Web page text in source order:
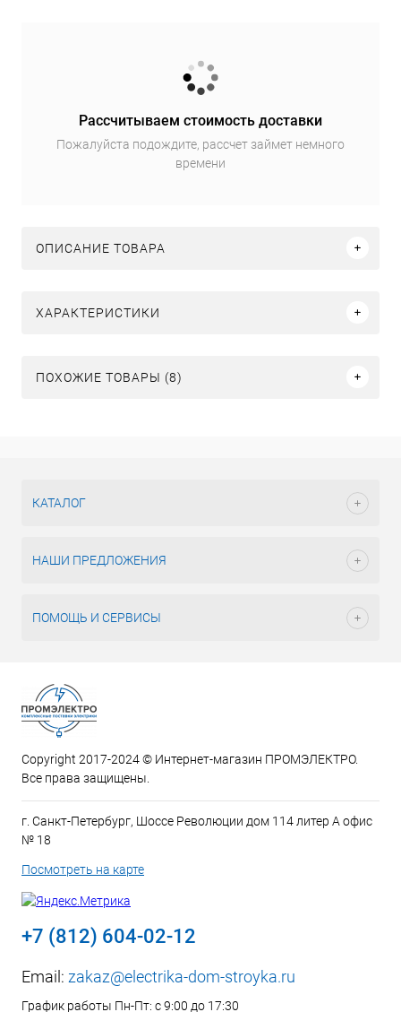
Рассчитываем стоимость доставки
Пожалуйста подождите, рассчет займет немного
времени
ОПИСАНИЕ ТОВАРА
ХАРАКТЕРИСТИКИ
ПОХОЖИЕ ТОВАРЫ (8)
КАТАЛОГ
НАШИ ПРЕДЛОЖЕНИЯ
ПОМОЩЬ И СЕРВИСЫ
Copyright 2017-2024 © Интернет-магазин ПРОМЭЛЕКТРО.
Все права защищены.
г. Санкт-Петербург, Шоссе Революции дом 114 литер А офис
№ 18
Посмотреть на карте
+7 (812) 604-02-12
Email: zakaz@electrika-dom-stroyka.ru
График работы Пн-Пт: с 9:00 до 17:30